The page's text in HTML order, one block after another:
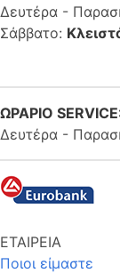
Δευτέρα -
Σάββατο:
ΩΡΑΡΙΟ
Δευτέρα -
ΕΤΑΙΡΕΙΑ
Ποιοι είμαστε